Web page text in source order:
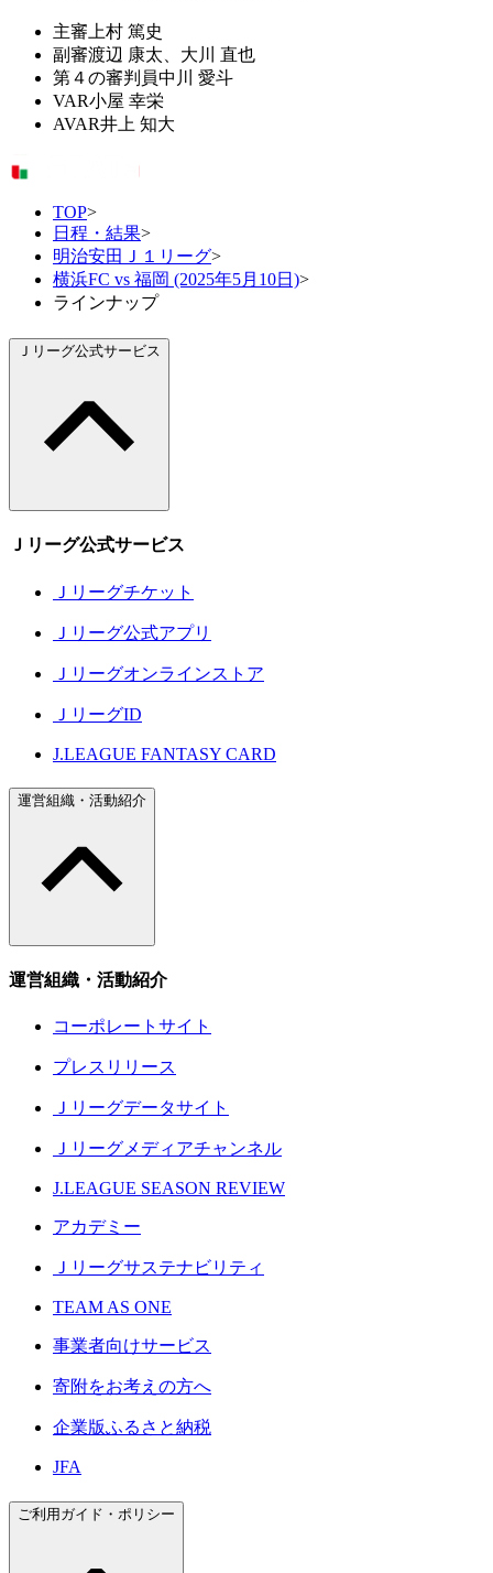
主審 上村 篤史
副審渡辺 康太、大川 直也
第４の審判員中川 愛斗
VAR小屋 幸栄
AVAR井上 知大
TOP>
日程・結果>
明治安田Ｊ１リーグ>
横浜FC vs 福岡 (2025年5月10日)>
ラインナップ
Ｊリーグ公式サービス
Ｊリーグ公式サービス
Ｊリーグチケット
Ｊリーグ公式アプリ
Ｊリーグオンラインストア
ＪリーグID
J.LEAGUE FANTASY CARD
運営組織・活動紹介
運営組織・活動紹介
コーポレートサイト
プレスリリース
Ｊリーグデータサイト
Ｊリーグメディアチャンネル
J.LEAGUE SEASON REVIEW
アカデミー
Ｊリーグサステナビリティ
TEAM AS ONE
事業者向けサービス
寄附をお考えの方へ
企業版ふるさと納税
JFA
ご利用ガイド・ポリシー